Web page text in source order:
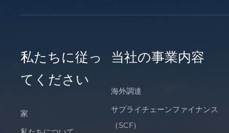
私たちに従っ
てください
家
当社の事業内容
海外調達
サプライチェーンファイナンス
（SCF）